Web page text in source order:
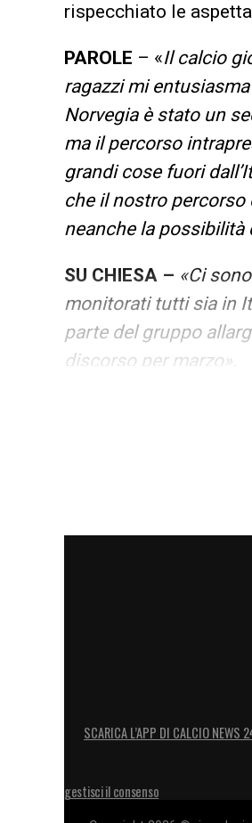
rispecchiato le
PAROLE – «Il calcio
ragazzi mi
Norvegia è stato un
ma il percorso
grandi cose fuori
che il nostro
neanche la possibilità
SU CHIESA – «Ci
monitorati tutti sia in
parte del gruppo
discorso per marzo».
LEGGI LE PAROLE
SCARICA L’APP DI CALCIO NEWS
gestisci il consenso